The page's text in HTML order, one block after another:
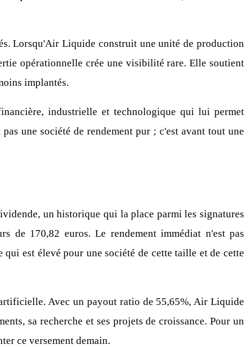
Lorsqu'Air Liquide construit une unité de production
opérationnelle crée une visibilité rare. Elle soutient
implantés.
industrielle et technologique qui lui permet
une société de rendement pur ; c'est avant tout une
un historique qui la place parmi les signatures
de 170,82 euros. Le rendement immédiat n'est pas
est élevé pour une société de cette taille et de cette
Avec un payout ratio de 55,65%, Air Liquide
sa recherche et ses projets de croissance. Pour un
ce versement demain.